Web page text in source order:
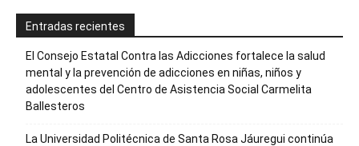
Entradas recientes
El Consejo Estatal Contra las Adicciones fortalece la salud
mental y la prevención de adicciones en niñas, niños y
adolescentes del Centro de Asistencia Social Carmelita
Ballesteros
La Universidad Politécnica de Santa Rosa Jáuregui continúa